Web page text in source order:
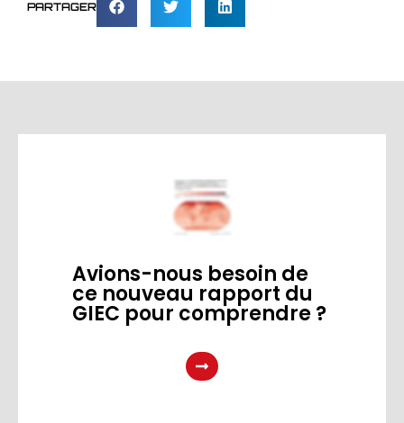
PARTAGER
Avions-nous besoin de
ce nouveau rapport du
GIEC pour comprendre ?